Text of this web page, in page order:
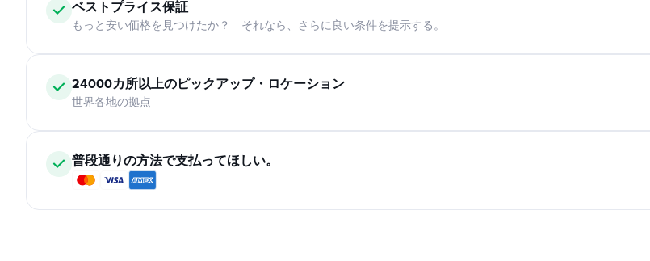
ベストプライス保証
もっと安い価格を見つけたか？ それなら、さらに良い条件を提示する。
24000カ所以上のピックアップ・ロケーション
世界各地の拠点
普段通りの方法で支払ってほしい。